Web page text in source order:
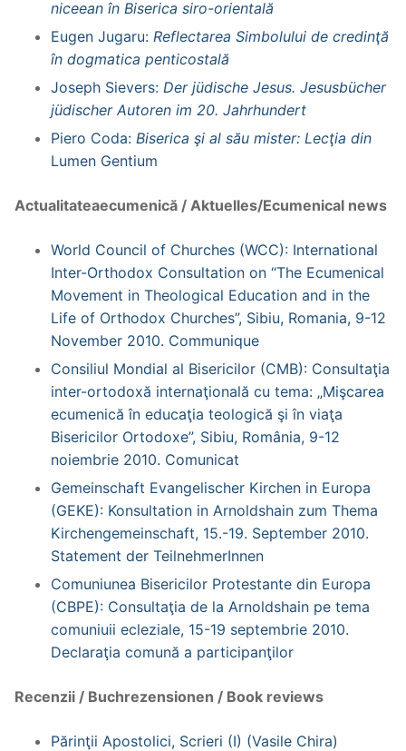
niceean în Biserica siro-orientală
Eugen Jugaru: Reflectarea Simbolului de credinţă
în dogmatica penticostală
Joseph Sievers: Der jüdische Jesus. Jesusbücher
jüdischer Autoren im 20. Jahrhundert
Piero Coda: Biserica şi al său mister: Lecţia din
Lumen Gentium
Actualitateaecumenică / Aktuelles/Ecumenical news
World Council of Churches (WCC): International
Inter-Orthodox Consultation on “The Ecumenical
Movement in Theological Education and in the
Life of Orthodox Churches”, Sibiu, Romania, 9-12
November 2010. Communique
Consiliul Mondial al Bisericilor (CMB): Consultaţia
inter-ortodoxă internaţională cu tema: „Mişcarea
ecumenică în educaţia teologică şi în viaţa
Bisericilor Ortodoxe”, Sibiu, România, 9-12
noiembrie 2010. Comunicat
Gemeinschaft Evangelischer Kirchen in Europa
(GEKE): Konsultation in Arnoldshain zum Thema
Kirchengemeinschaft, 15.-19. September 2010.
Statement der TeilnehmerInnen
Comuniunea Bisericilor Protestante din Europa
(CBPE): Consultaţia de la Arnoldshain pe tema
comuniuii ecleziale, 15-19 septembrie 2010.
Declaraţia comună a participanţilor
Recenzii / Buchrezensionen / Book reviews
Părinţii Apostolici, Scrieri (I) (Vasile Chira)